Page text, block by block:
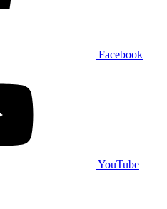
Facebook
YouTube